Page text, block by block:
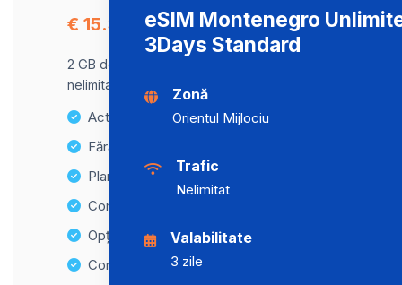
€ 15.36
2 GB de date la viteză maximă, apoi trafic
nelimitat la o viteză de 2 Mbps .
Activare instantanee
Fără taxe ascunse
Planuri de date nelimitate
Compatibilitate cu multiple dispozitive
Opțiuni de reîncărcare ușoară
Compatibilitate Hotspot
eSIM Montenegro
3Days Standard
Zonă
Orientul Mijlociu
Trafic
Nelimitat
Valabilitate
3 zile